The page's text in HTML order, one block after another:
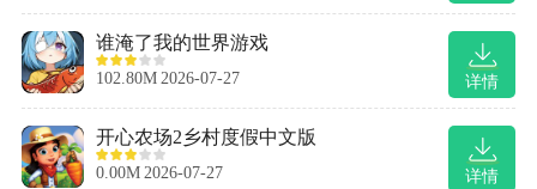
详情
谁淹了我的世界游戏
102.80M 2026-07-27
详情
开心农场2乡村度假中文版
0.00M 2026-07-27